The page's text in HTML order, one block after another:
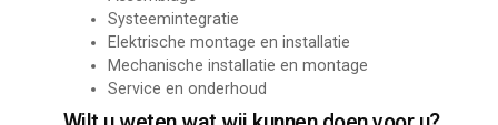
Systeemintegratie
Elektrische montage en installatie
Mechanische installatie en montage
Service en onderhoud